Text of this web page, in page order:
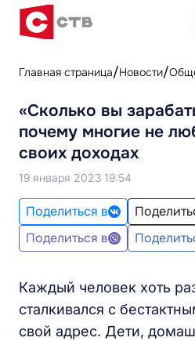
Главная страница Новости
«Сколько вы
почему многие не
своих доходах
19 января 2023 19:54
Поделиться в
Поделиться в
Каждый человек хоть
сталкивался с
свой адрес. Дети,